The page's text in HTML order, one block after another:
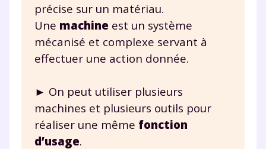
précise sur un matériau.
Une machine est un système
mécanisé et complexe servant à
effectuer une action donnée.
► On peut utiliser plusieurs
machines et plusieurs outils pour
réaliser une même fonction
d’usage.